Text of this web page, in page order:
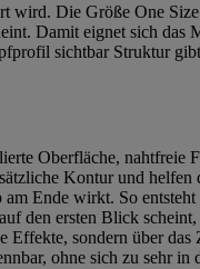
wird. Die Größe One
Damit eignet sich
sichtbar Struktur
Oberfläche, nahtfreie
Kontur und
Ende wirkt. So
den ersten Blick
sondern über
ohne sich zu sehr